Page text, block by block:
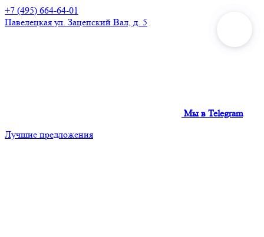
+7 (495) 664-64-01
Павелецкая ул. Зацепский Вал, д. 5
Мы в Telegram
Лучшие предложения